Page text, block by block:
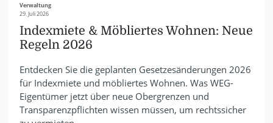
Verwaltung
29. Juli 2026
Indexmiete & Möbliertes Wohnen: Neue
Regeln 2026
Entdecken Sie die geplanten Gesetzesänderungen 2026
für Indexmiete und möbliertes Wohnen. Was WEG-
Eigentümer jetzt über neue Obergrenzen und
Transparenzpflichten wissen müssen, um rechtssicher